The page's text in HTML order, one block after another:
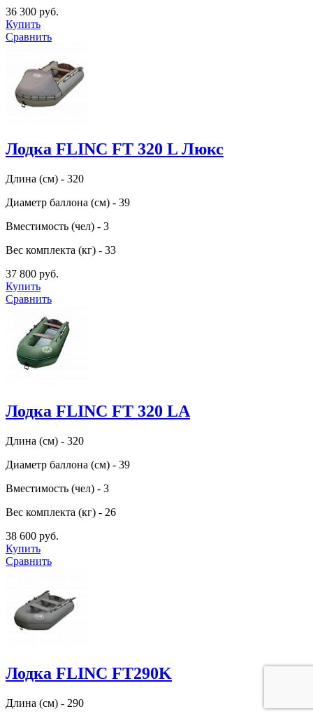
36 300 руб.
Купить
Сравнить
Лодка FLINC FT 320 L Люкс
Длина (см) - 320
Диаметр баллона (см) - 39
Вместимость (чел) - 3
Вес комплекта (кг) - 33
37 800 руб.
Купить
Сравнить
Лодка FLINC FТ 320 LA
Длина (см) - 320
Диаметр баллона (см) - 39
Вместимость (чел) - 3
Вес комплекта (кг) - 26
38 600 руб.
Купить
Сравнить
Лодка FLINC FT290K
Длина (см) - 290